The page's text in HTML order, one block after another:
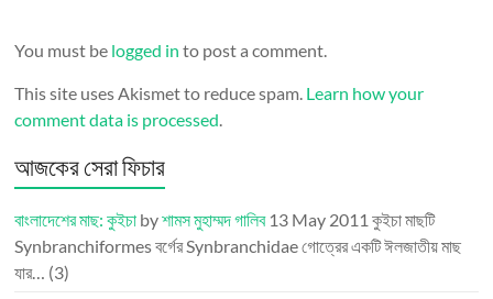
You must be logged in to post a comment.
This site uses Akismet to reduce spam. Learn how your
comment data is processed.
আজকের সেরা ফিচার
বাংলাদেশের মাছ: কুইচা byশামস মুহাম্মদ গালিব 13 May 2011 কুইচা মাছটি
Synbranchiformes বর্গের Synbranchidae গোত্রের একটি ঈলজাতীয় মাছ
যার… (3)